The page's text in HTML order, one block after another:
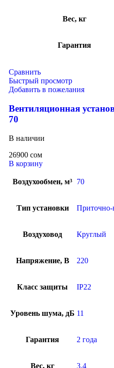
Вес, кг
Гарантия
Сравнить
Быстрый просмотр
Добавить в пожелания
Вентиляционная
70
В наличии
26900 сом
В корзину
Воздухообмен, м³ 70
Тип установки
Воздуховод Круглый
Напряжение, В 220
Класс защиты IP22
Уровень шума, дБ 11
Гарантия 2 года
Вес, кг 3.4